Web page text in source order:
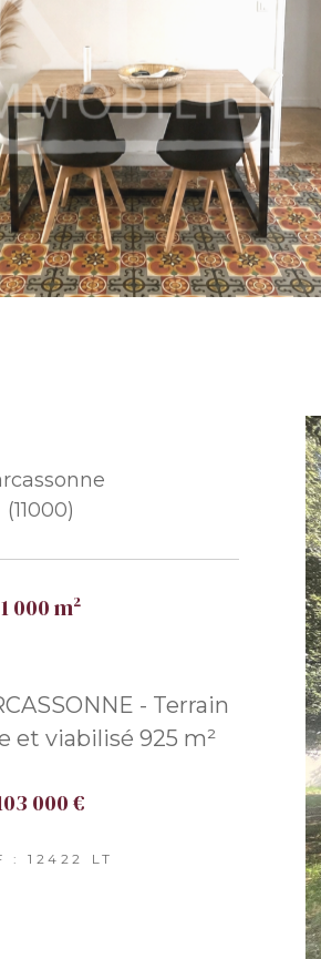
(11000)
1 000 m²
- Terrain
et viabilisé 925 m²
000 €
: 12422 LT